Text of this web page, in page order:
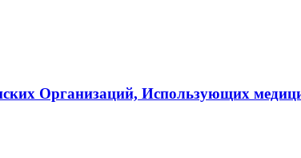
Организаций, Использующих